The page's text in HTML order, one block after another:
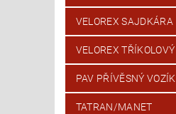
VELOREX SAJDKÁRA
VELOREX TŘÍKOLOVÝ
PAV PŘÍVĚSNÝ VOZÍK
TATRAN/MANET